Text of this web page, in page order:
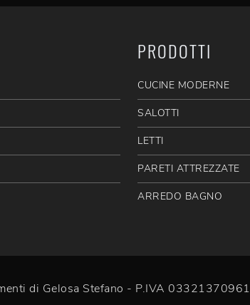
PRODOTTI
CUCINE MODERNE
SALOTTI
LETTI
PARETI ATTREZZATE
ARREDO BAGNO
di Gelosa Stefano - P.IVA 03321370961